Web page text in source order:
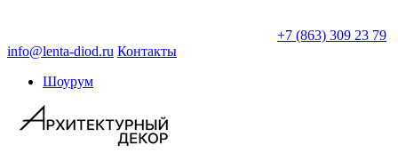
+7 (863) 309 23 79
info@lenta-diod.ru Контакты
Шоурум